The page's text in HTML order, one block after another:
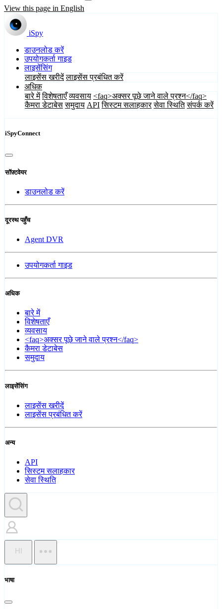
View this page in English
iSpy
डाउनलोड करें
उपयोगकर्ता गाइड
लाइसेंसिंग
लाइसेंस खरीदें लाइसेंस प्रबंधित करें
अधिक
बारे में विशेषताएँ व्यवसाय <faq>अक्सर पूछे जाने वाले प्रश्न</faq>
कैमरा डेटाबेस समुदाय API सिस्टम सलाहकार सेवा स्थिति संपर्क करें
iSpyConnect
सॉफ़्टवेयर
डाउनलोड करें
दूरस्थ पहुँच
Agent DVR
उपयोगकर्ता गाइड
अधिक
बारे में
विशेषताएँ
व्यवसाय
<faq>अक्सर पूछे जाने वाले प्रश्न</faq>
कैमरा डेटाबेस
समुदाय
लाइसेंसिंग
लाइसेंस खरीदें
लाइसेंस प्रबंधित करें
अन्य
API
सिस्टम सलाहकार
सेवा स्थिति
HI
भाषा